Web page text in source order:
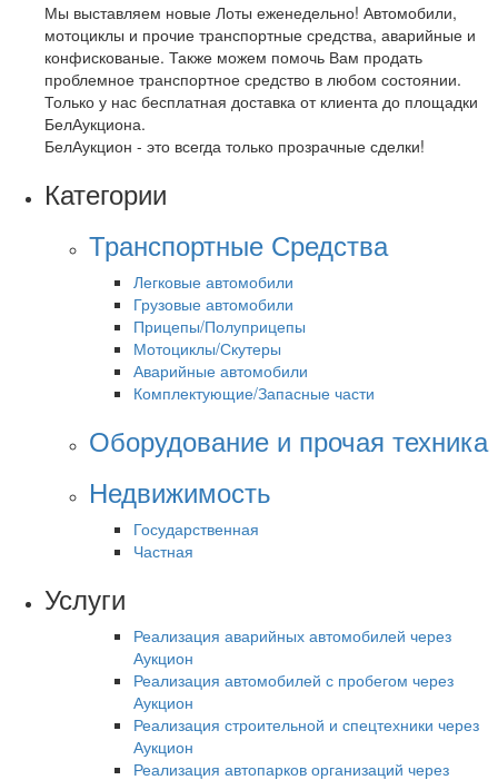
Мы выставляем новые Лоты еженедельно! Автомобили,
мотоциклы и прочие транспортные средства, аварийные и
конфискованые. Также можем помочь Вам продать
проблемное транспортное средство в любом состоянии.
Только у нас бесплатная доставка от клиента до площадки
БелАукциона.
БелАукцион - это всегда только прозрачные сделки!
Категории
Транспортные Средства
Легковые автомобили
Грузовые автомобили
Прицепы/Полуприцепы
Мотоциклы/Скутеры
Аварийные автомобили
Комплектующие/Запасные части
Оборудование и прочая техника
Недвижимость
Государственная
Частная
Услуги
Реализация аварийных автомобилей через
Аукцион
Реализация автомобилей с пробегом через
Аукцион
Реализация строительной и спецтехники через
Аукцион
Реализация автопарков организаций через